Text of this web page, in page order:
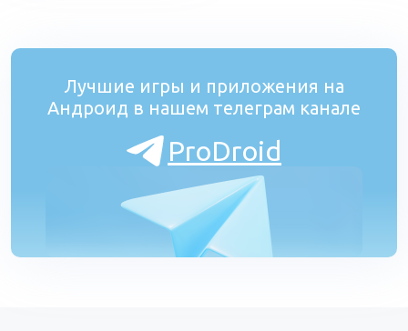
Лучшие игры и приложения на
Андроид в нашем телеграм канале
ProDroid